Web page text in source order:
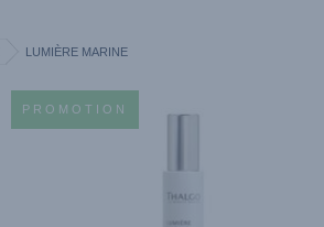
LUMIÈRE MARINE
PROMOTION